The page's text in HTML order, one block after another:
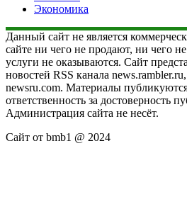
Экономика
Данный сайт не является
сайте ни чего не продают, ни чего
услуги не оказываются. Сайт
новостей RSS канала
newsru.com. Материалы
ответственность за достоверность
Администрация сайта не несёт.
Сайт от bmb1 @ 2024